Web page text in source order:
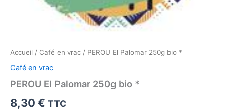
Accueil / Café en vrac / PEROU El Palomar 250g bio *
Café en vrac
PEROU El Palomar 250g bio *
8,30 € TTC